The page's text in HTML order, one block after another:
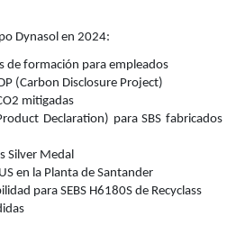
Dynasol en 2024:
de formación para empleados
(Carbon Disclosure Project)
mitigadas
Declaration) para SBS fabricados
Silver Medal
en la Planta de Santander
para SEBS H6180S de Recyclass